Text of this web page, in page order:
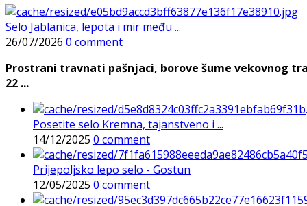
Selo Jablanica, lepota i mir među ...
26/07/2026 0 comment
Prostrani travnati pašnjaci, borove šume vekovnog
22 ...
Posetite selo Kremna, tajanstveno i ...
14/12/2025 0 comment
Prijepoljsko lepo selo - Gostun
12/05/2025 0 comment